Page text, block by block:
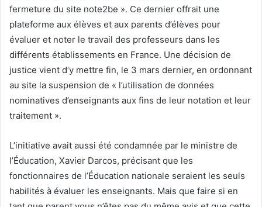
fermeture du site note2be ». Ce dernier offrait une
plateforme aux élèves et aux parents d’élèves pour
évaluer et noter le travail des professeurs dans les
différents établissements en France. Une décision de
justice vient d’y mettre fin, le 3 mars dernier, en ordonnant
au site la suspension de « l’utilisation de données
nominatives d’enseignants aux fins de leur notation et leur
traitement ».
L’initiative avait aussi été condamnée par le ministre de
l’Éducation, Xavier Darcos, précisant que les
fonctionnaires de l’Éducation nationale seraient les seuls
habilités à évaluer les enseignants. Mais que faire si en